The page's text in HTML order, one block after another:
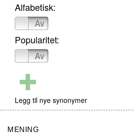
Alfabetisk:
Av
Popularitet:
Av
Legg til nye synonymer
MENING